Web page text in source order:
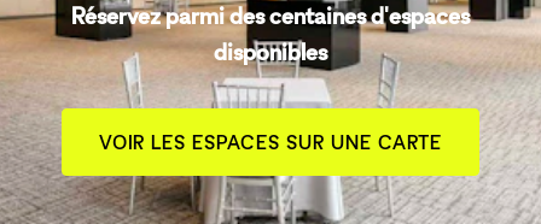
Réservez parmi des centaines d'espaces
disponibles
VOIR LES ESPACES SUR UNE CARTE